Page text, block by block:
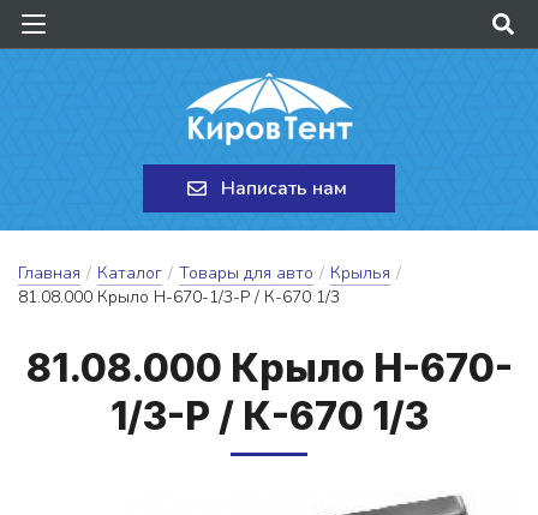
Написать нам
Главная / Каталог / Товары для авто / Крылья /
81.08.000 Крыло Н-670-1/3-Р / К-670 1/3
81.08.000 Кры­ло Н-670-
1/3-Р / К-670 1/3